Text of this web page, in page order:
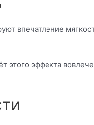
впечатление
эффекта